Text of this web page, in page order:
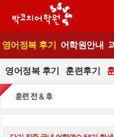
영어정복 후기 어학원안내
영어정복 후기 훈련후기